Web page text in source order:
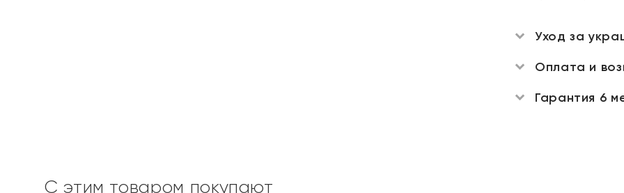
Уход за
Оплата и
Гарантия 6
С этим товаром покупают